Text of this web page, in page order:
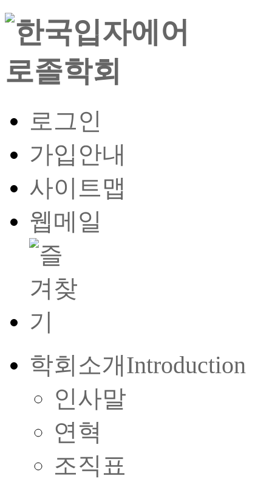
로그인
가입안내
사이트맵
웹메일
학회소개Introduction
인사말
연혁
조직표